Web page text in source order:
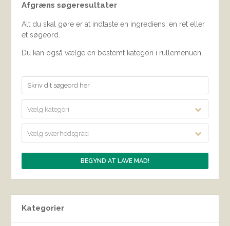
Afgræns søgeresultater
Alt du skal gøre er at indtaste en ingrediens, en ret eller
et søgeord.
Du kan også vælge en bestemt kategori i rullemenuen.
Vælg kategori
Vælg sværhedsgrad
Kategorier